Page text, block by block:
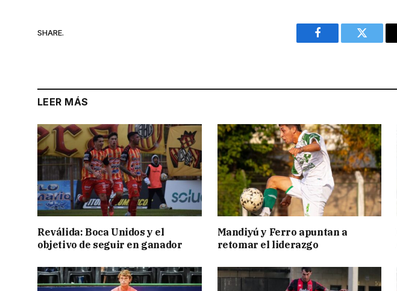
SHARE.
Facebook Twitter
LEER MÁS
Reválida: Boca Unidos y el
objetivo de seguir en ganador
Mandiyú y Ferro apuntan a
retomar el liderazgo